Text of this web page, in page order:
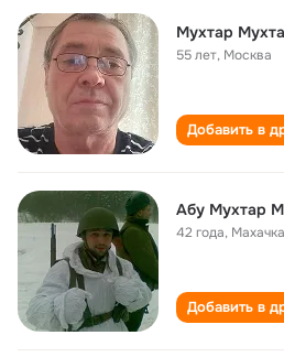
Мухтар
55 лет, Москва
Добавить в
Абу Мухтар
42 года,
Добавить в